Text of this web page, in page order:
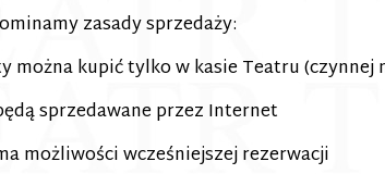
zasady sprzedaży:
można kupić tylko w kasie Teatru
sprzedawane przez Internet
możliwości wcześniejszej rezerwacji